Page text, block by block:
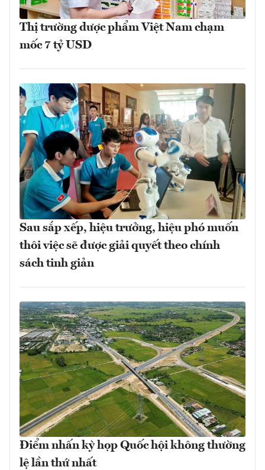
Thị trường dược phẩm Việt Nam chạm
mốc 7 tỷ USD
Sau sắp xếp, hiệu trưởng, hiệu phó muốn
thôi việc sẽ được giải quyết theo chính
sách tinh giản
Điểm nhấn kỳ họp Quốc hội không thường
lệ lần thứ nhất